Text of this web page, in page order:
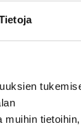
muihin
vilkaisulla.